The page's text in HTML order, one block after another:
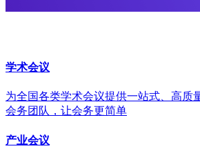
学术会议
为全国各类学术会议提供一站式、高质
会务团队，让会务更简单
产业会议